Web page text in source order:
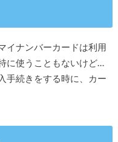
イナンバーカードは利用
に使うこともないけど…
手続きをする時に、カー